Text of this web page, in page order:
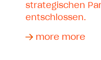
strategischen
entschlossen.
more more